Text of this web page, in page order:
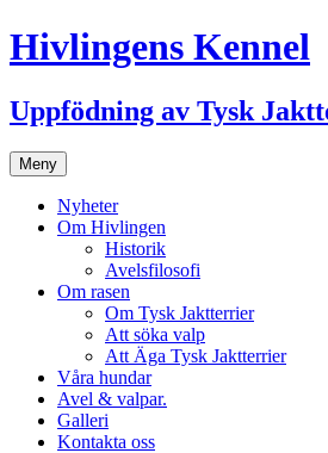
Hivlingens Kennel
Uppfödning av Tysk
Meny Hoppa
till
innehåll
Nyheter
Om Hivlingen
Historik
Avelsfilosofi
Om rasen
Om Tysk Jaktterrier
Att söka valp
Att Äga Tysk Jaktterrier
Våra hundar
Avel & valpar.
Galleri
Kontakta oss